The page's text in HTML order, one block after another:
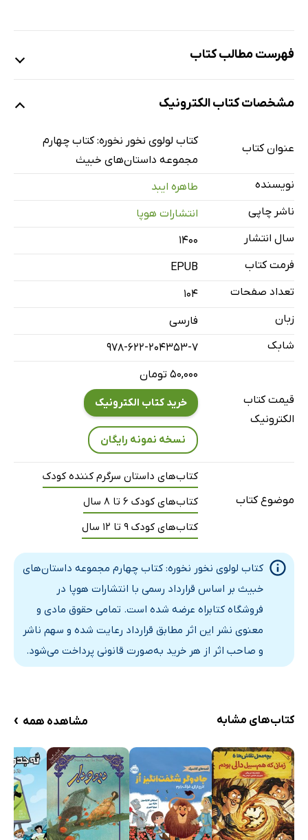
فهرست مطالب کتاب
لولوچه ی بی عرضه
لولوچه و آلوچه
ای وَل لولوچه
آق لولو
لولوچه های آدمچه نترسان!
سازمان بدزیستی لولوچه های خاصیت ندار بالاخره خاصیت
پیداکن
مشخصات کتاب الکترونیک
عنوان کتاب
کتاب لولوی نخور نخوره: کتاب چهارم
مجموعه داستان‌های خبیث
نویسنده
طاهره ایبد
ناشر چاپی
انتشارات هوپا
سال انتشار
۱۴۰۰
فرمت کتاب
EPUB
تعداد صفحات
104
زبان
فارسی
شابک
978-622-204353-7
قیمت کتاب
الکترونیک
۵۰,۰۰۰ تومان
خرید کتاب الکترونیک
نسخه نمونه رایگان
موضوع کتاب
کتاب‌های داستان سرگرم کننده کودک
کتاب‌های کودک 6 تا 8 سال
کتاب‌های کودک 9 تا 12 سال
کتاب لولوی نخور نخوره: کتاب چهارم مجموعه داستان‌های
خبیث بر اساس قرارداد رسمی با انتشارات هوپا در
فروشگاه کتابراه عرضه شده است. تمامی حقوق مادی و
معنوی نشر این اثر مطابق قرارداد رعایت شده و سهم ناشر
و صاحب اثر از هر خرید به‌صورت قانونی پرداخت می‌شود.
کتاب‌های مشابه مشاهده همه ›